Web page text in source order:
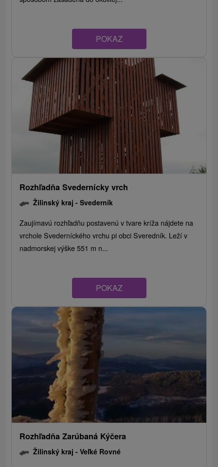
POKAZ
Rozhľadňa Svedernícky vrch
Žilinský kraj -Svederník
Zaujímavú rozhľadňu postavenú v tvare kríža nájdete na
vrchole Svederníckého vrchu pi obci Sveredník. Leží v
nadmorskej výške 551 m n...
POKAZ
Rozhľadňa Zarúbaná Kýčera
Žilinský kraj -Veľké Rovné